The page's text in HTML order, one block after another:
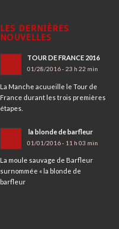
LES DERNIÈRES
NOUVELLES
TOUR DE FRANCE 2016
01/28/2016 - 23 h 22 min
La Manche acuueille le Tour de
France durant les trois premières
étapes.
la blonde de barfleur
01/01/2016 - 11 h 03 min
La moule sauvage de Barfleur
surnommée « la blonde de
barfleur